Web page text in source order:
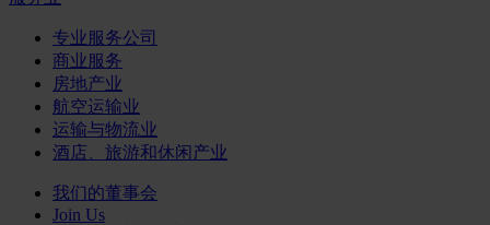
专业服务公司
商业服务
房地产业
航空运输业
运输与物流业
酒店、旅游和休闲产业
我们的董事会
Join Us